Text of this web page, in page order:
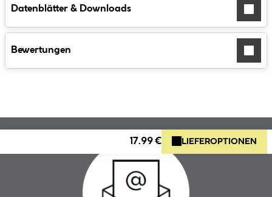
Datenblätter & Downloads
Bewertungen
17.99 € LIEFEROPTIONEN